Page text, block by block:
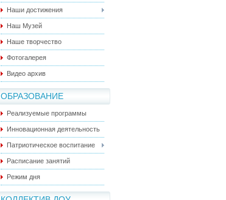
Наши достижения
Наш Музей
Наше творчество
Фотогалерея
Видео архив
ОБРАЗОВАНИЕ
Реализуемые программы
Инновационная деятельность
Патриотическое воспитание
Расписание занятий
Режим дня